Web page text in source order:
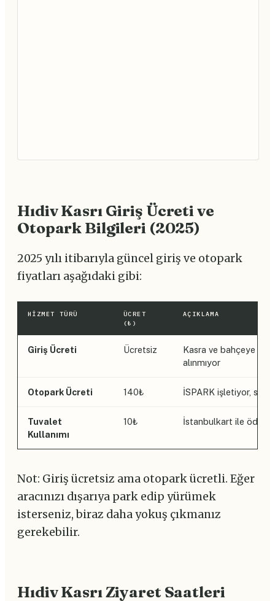
Hıdiv Kasrı Giriş Ücreti ve
Otopark Bilgileri (2025)
2025 yılı itibarıyla güncel giriş ve otopark
fiyatları aşağıdaki gibi:
HIZMET TÜRÜ
ÜCRET
(₺)
AÇIKLAMA
Giriş Ücreti Ücretsiz
Kasra ve bahçeye
alınmıyor
Otopark Ücreti 140₺ İSPARK işletiyor,
Tuvalet
Kullanımı
10₺ İstanbulkart ile
Not: Giriş ücretsiz ama otopark ücretli. Eğer
aracınızı dışarıya park edip yürümek
isterseniz, biraz daha yokuş çıkmanız
gerekebilir.
Hıdiv Kasrı Ziyaret Saatleri